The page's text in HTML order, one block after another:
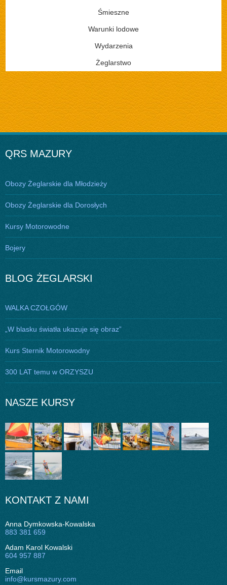
Śmieszne
Warunki lodowe
Wydarzenia
Żeglarstwo
QRS MAZURY
Obozy Żeglarskie dla Młodzieży
Obozy Żeglarskie dla Dorosłych
Kursy Motorowodne
Bojery
BLOG ŻEGLARSKI
WALKA CZOŁGÓW
„W blasku światła ukazuje się obraz”
Kurs Sternik Motorowodny
300 LAT temu w ORZYSZU
NASZE KURSY
KONTAKT Z NAMI
Anna Dymkowska-Kowalska
883 381 659
Adam Karol Kowalski
604 957 887
Email
info@kursmazury.com